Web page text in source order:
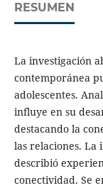
RESUMEN
La investigación
contemporánea
adolescentes.
influye en su
destacando la
las relaciones. La
describió
conectividad. Se